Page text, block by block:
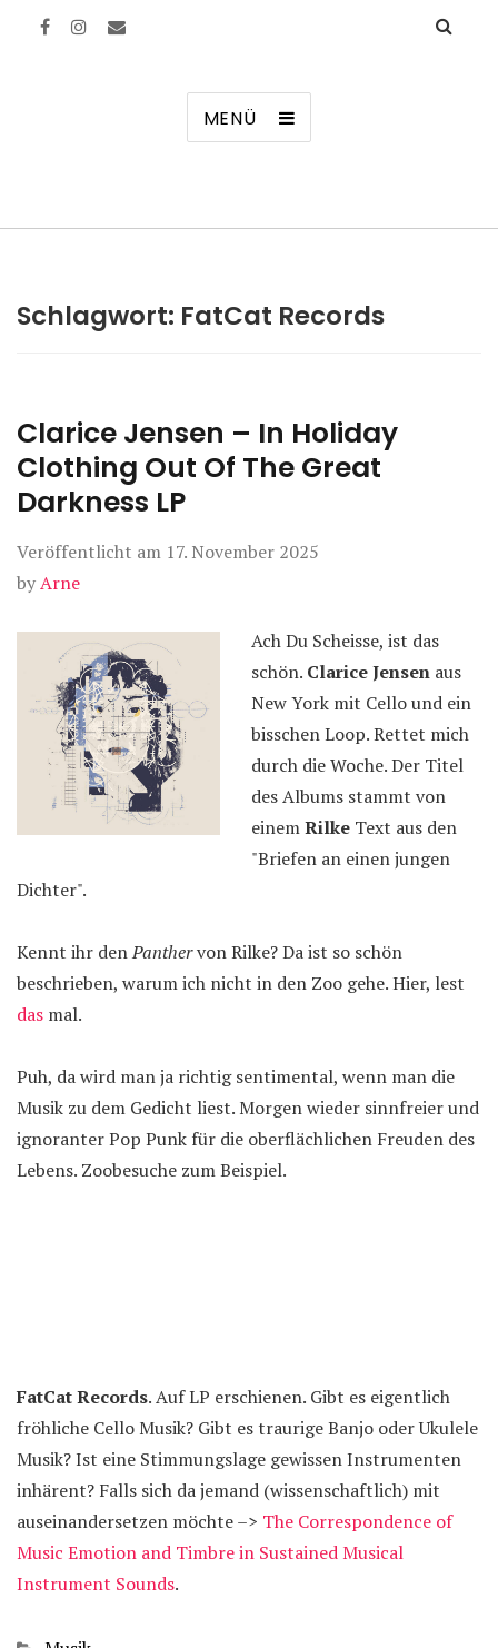
MENÜ
Schlagwort: FatCat Records
Clarice Jensen – In Holiday
Clothing Out Of The Great
Darkness LP
Veröffentlicht am 17. November 2025
byArne
Ach Du Scheisse, ist das
schön. Clarice Jensen aus
New York mit Cello und ein
bisschen Loop. Rettet mich
durch die Woche. Der Titel
des Albums stammt von
einemRilke Text aus den
"Briefen an einen jungen
Dichter".
Kennt ihr denPanthervon Rilke? Da ist so schön
beschrieben, warum ich nicht in den Zoo gehe. Hier, lest
das mal.
Puh, da wird man ja richtig sentimental, wenn man die
Musik zu dem Gedicht liest. Morgen wieder sinnfreier und
ignoranter Pop Punk für die oberflächlichen Freuden des
Lebens. Zoobesuche zum Beispiel.
FatCat Records. Auf LP erschienen. Gibt es eigentlich
fröhliche Cello Musik? Gibt es traurige Banjo oder Ukulele
Musik? Ist eine Stimmungslage gewissen Instrumenten
inhärent? Falls sich da jemand (wissenschaftlich) mit
auseinandersetzen möchte –> The Correspondence of
Music Emotion and Timbre in Sustained Musical
Instrument Sounds.